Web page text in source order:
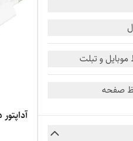
و تبلت
صفحه
آداپتور دیواری